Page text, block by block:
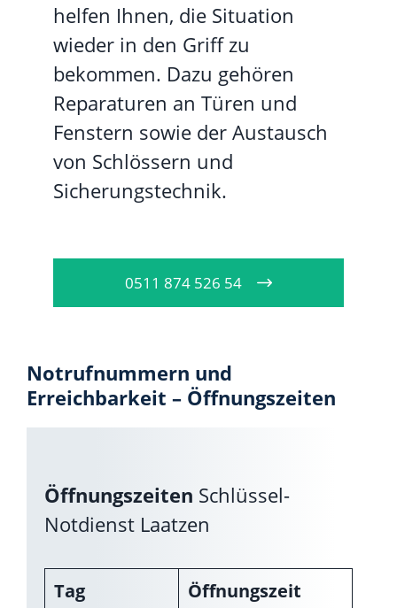
helfen Ihnen, die Situation
wieder in den Griff zu
bekommen. Dazu gehören
Reparaturen an Türen und
Fenstern sowie der Austausch
von Schlössern und
Sicherungstechnik.
0511 874 526 54
Notrufnummern und
Erreichbarkeit – Öffnungszeiten
Öffnungszeiten Schlüssel-
Notdienst Laatzen
Tag
Öffnungszeit